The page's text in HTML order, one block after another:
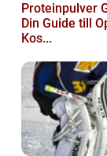
Proteinpulver
Din Guide till
Kos...